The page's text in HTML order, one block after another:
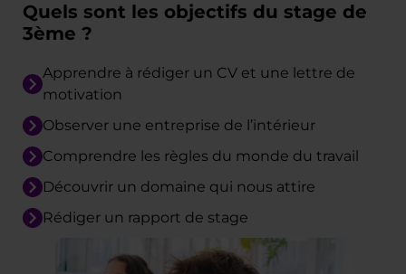
Quels sont les objectifs du stage de
3ème ?
Apprendre à rédiger un CV et une lettre de
motivation
Observer une entreprise de l’intérieur
Comprendre les règles du monde du travail
Découvrir un domaine qui nous attire
Rédiger un rapport de stage